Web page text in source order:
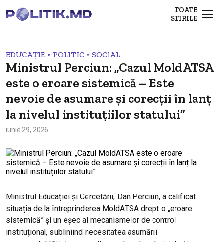
TOATE
STIRILE
EDUCAȚIE • POLITIC • SOCIAL
Ministrul Perciun: „Cazul MoldATSA
este o eroare sistemică – Este
nevoie de asumare și corecții în lanț
la nivelul instituțiilor statului”
iunie 29, 2026
Ministrul Educației și Cercetării, Dan Perciun, a calificat
situația de la întreprinderea MoldATSA drept o „eroare
sistemică” și un eșec al mecanismelor de control
instituțional, subliniind necesitatea asumării